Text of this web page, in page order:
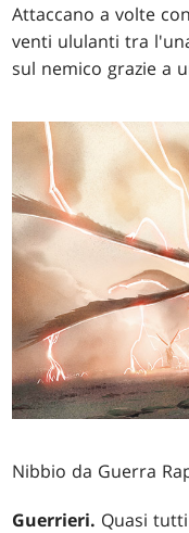
Attaccano a volte
venti ululanti tra
sul nemico grazie a
Nibbio da Guerra
Guerrieri. Quasi